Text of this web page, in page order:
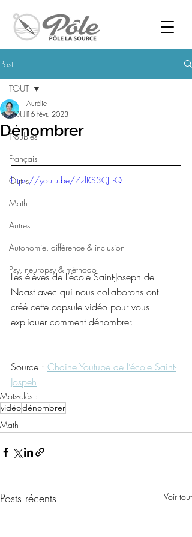
Post
TOUT
Troubles
Français
Outils
Math
Autres
Autonomie, différence & inclusion
Psy, neuropsy & méthodo
TOUT
Dénombrer
Aurélie
16 févr. 2023
https://youtu.be/7zlKS3CJF-Q
Les élèves de l’école Saint-Joseph de
Naast avec qui nous collaborons ont
créé cette capsule vidéo pour vous
expliquer comment dénombrer.
Source : Chaine Youtube de l’école Saint-
Jospeh.
Mots-clés :
vidéodénombrer
Math
Posts récents Voir tout